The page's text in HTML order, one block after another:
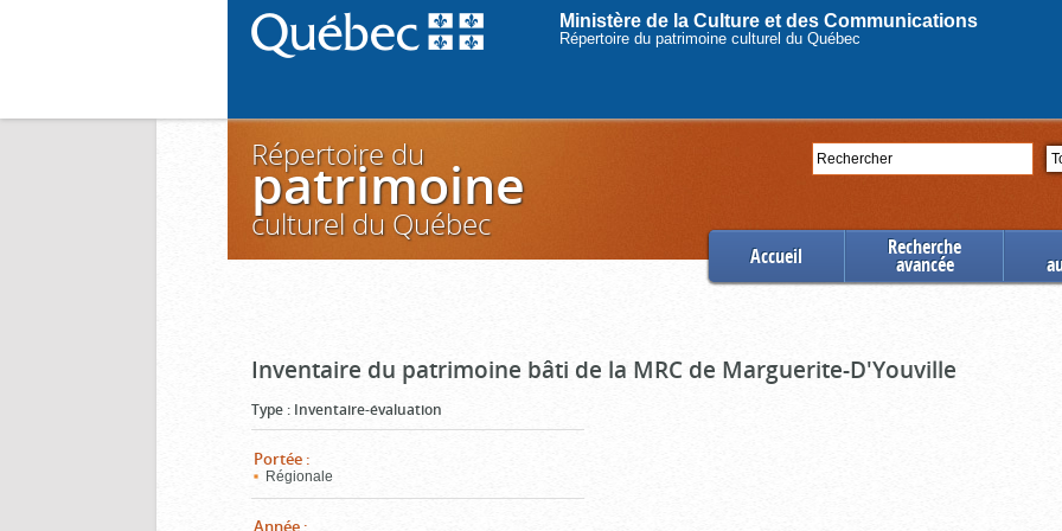
Ministère de la Culture et des Communications
Répertoire du patrimoine culturel du Québec
Rechercher
Répertoire du
patrimoine
culturel du Québec
Accueil Recherche
avancée
Inventaire du patrimoine bâti de la MRC de Marguerite-D'Youville
Type : Inventaire-évaluation
Portée :
Régionale